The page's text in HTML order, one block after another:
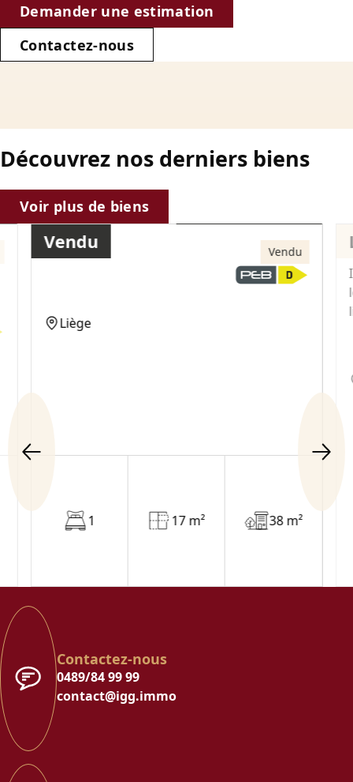
Demander une estimation
Contactez-nous
Découvrez nos derniers biens
Voir plus de biens
Vendu
Maison
Vendu
Liège
1 17 m² 38 m²
Contactez-nous
0489/84 99 99
contact@igg.immo